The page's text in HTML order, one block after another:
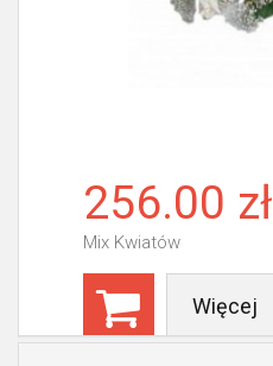
256.00 zł
Mix Kwiatów
Więcej